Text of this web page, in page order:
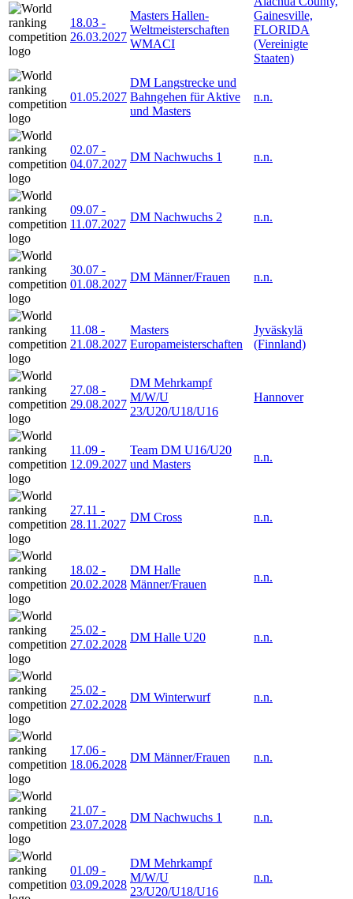
18.03 -
26.03.2027
Masters Hallen-
Weltmeisterschaften
WMACI
Gainesville,
FLORIDA
(Vereinigte
Staaten)
01.05.2027
DM Langstrecke und
Bahngehen für Aktive
und Masters
n.n.
02.07 -
04.07.2027
DM Nachwuchs 1 n.n.
09.07 -
11.07.2027
DM Nachwuchs 2 n.n.
30.07 -
01.08.2027
DM Männer/Frauen n.n.
11.08 -
21.08.2027
Masters
Europameisterschaften
Jyväskylä
(Finnland)
27.08 -
29.08.2027
DM Mehrkampf
M/W/U
23/U20/U18/U16
Hannover
11.09 -
12.09.2027
Team DM U16/U20
und Masters
n.n.
27.11 -
28.11.2027
DM Cross n.n.
18.02 -
20.02.2028
DM Halle
Männer/Frauen
n.n.
25.02 -
27.02.2028
DM Halle U20 n.n.
25.02 -
27.02.2028
DM Winterwurf n.n.
17.06 -
18.06.2028
DM Männer/Frauen n.n.
21.07 -
23.07.2028
DM Nachwuchs 1 n.n.
01.09 -
03.09.2028
DM Mehrkampf
M/W/U
23/U20/U18/U16
n.n.